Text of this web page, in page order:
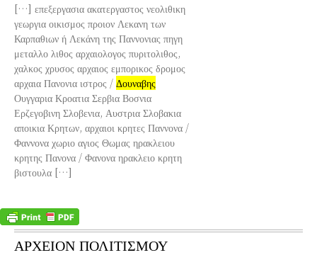
[…] επεξεργασια ακατεργαστος νεολιθικη
γεωργια οικισμος προιον Λεκανη των
Καρπαθιων ή Λεκάνη της Παννονιας πηγη
μεταλλο λιθος αρχαιολογος πυριτολιθος,
χαλκος χρυσος αρχαιος εμπορικος δρομος
αρχαια Πανονια ιστρος / Δουναβης
Ουγγαρια Κροατια Σερβια Βοσνια
Ερζεγοβινη Σλοβενια, Αυστρια Σλοβακια
αποικια Κρητων, αρχαιοι κρητες Παννονα /
Φαννονα χωριο αγιος Θωμας ηρακλειου
κρητης Πανονα / Φανονα ηρακλειο κρητη
βιστουλα […]
ΑΡΧΕΙΟΝ ΠΟΛΙΤΙΣΜΟΥ